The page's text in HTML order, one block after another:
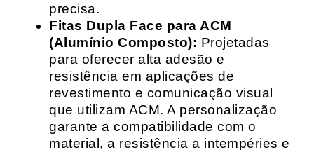
precisa.
Fitas Dupla Face para ACM
(Alumínio Composto): Projetadas
para oferecer alta adesão e
resistência em aplicações de
revestimento e comunicação visual
que utilizam ACM. A personalização
garante a compatibilidade com o
material, a resistência a intempéries e